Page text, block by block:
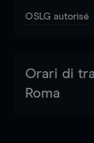
OSLG autorisé
Orari di
Roma